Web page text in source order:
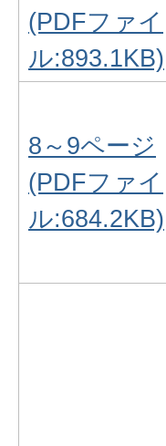
(PDFファイ
ル:893.1KB)
8～9ページ
(PDFファイ
ル:684.2KB)